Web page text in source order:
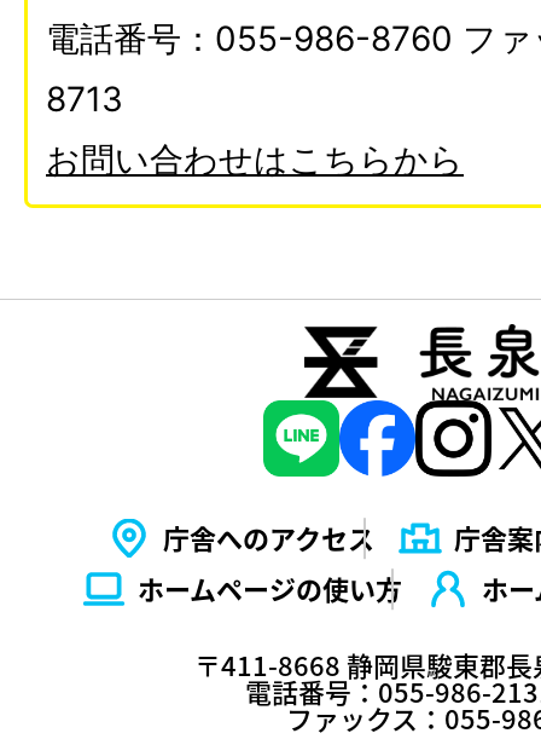
電話番号：055-986-8760 フ
8713
お問い合わせはこちらから
庁舎へのアクセス
庁舎案
ホームページの使い⽅
ホ
〒411-8668 静岡県駿東郡
電話番号：055-986-
ファックス：055-